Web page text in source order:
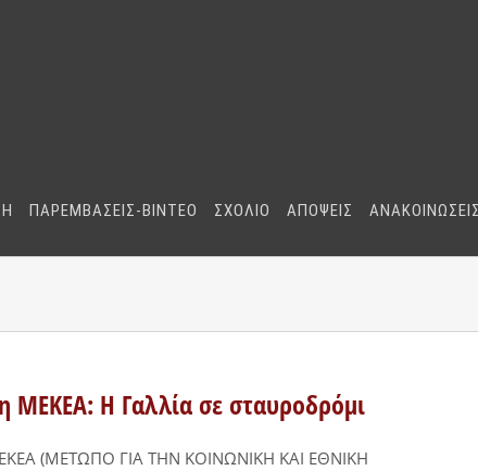
ΠΑΡΕΜΒΑΣΕΙΣ-BINTEO ΣΧΟΛΙΟ ΑΠΟΨΕΙΣ
ΜΕΚΕΑ: Η Γαλλία σε σταυροδρόμι
(ΜΕΤΩΠΟ ΓΙΑ ΤΗΝ ΚΟΙΝΩΝΙΚΗ ΚΑΙ ΕΘΝΙΚΗ